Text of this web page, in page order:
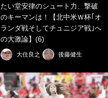
たい堂安律のシュート力、撃破
のキーマンは！【北中米Ｗ杯｢オ
ランダ戦そしてチュニジア戦｣へ
の大激論】(6)
大住良之 後藤健生